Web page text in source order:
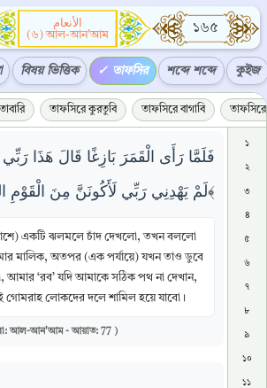
الأنعام
(৬) আল-আন'আম
১৬৫
বিষয় ভিত্তিক তাফসির শব্দে শব্দে কুইজ
তাফসিরে কুরতুবি তাফসিরে বাগাবি তাফসিরে
فَلَمَّا رَأَى الْقَمَرَ بَازِغًا قَالَ هَذَا
لَمْ يَهْدِنِي رَبِّي لَأَكُونَنَّ مِنَ الْقَوْمِ الضَّالِّينَ ﴿٧٧﴾
একটি ঝলমলে চাঁদ দেখলো, তখন বললো
মালিক, অতপর (এক পর্যায়ে) যখন তাও ডুবে
‘রব’ যদি আমাকে সঠিক পথ না দেখান,
লোকদের দলে শামিল হয়ে যাবো।
আল-আন'আম - আয়াত: 77 )
১
২
৩
৪
৫
৬
৭
৮
৯
১০
১১